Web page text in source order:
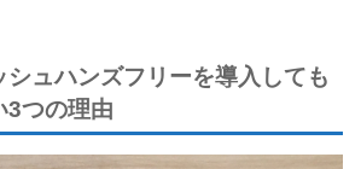
シュハンズフリーを導入しても
3つの理由